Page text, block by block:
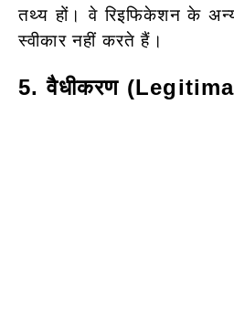
तथ्य हों। वे रिइफिकेशन के अन्य
स्वीकार नहीं करते हैं।
5. वैधीकरण